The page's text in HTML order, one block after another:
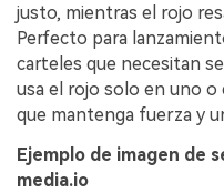
justo, mientras el rojo
Perfecto para
carteles que necesitan
usa el rojo solo en uno
que mantenga fuerza y
Ejemplo de imagen de
media.io